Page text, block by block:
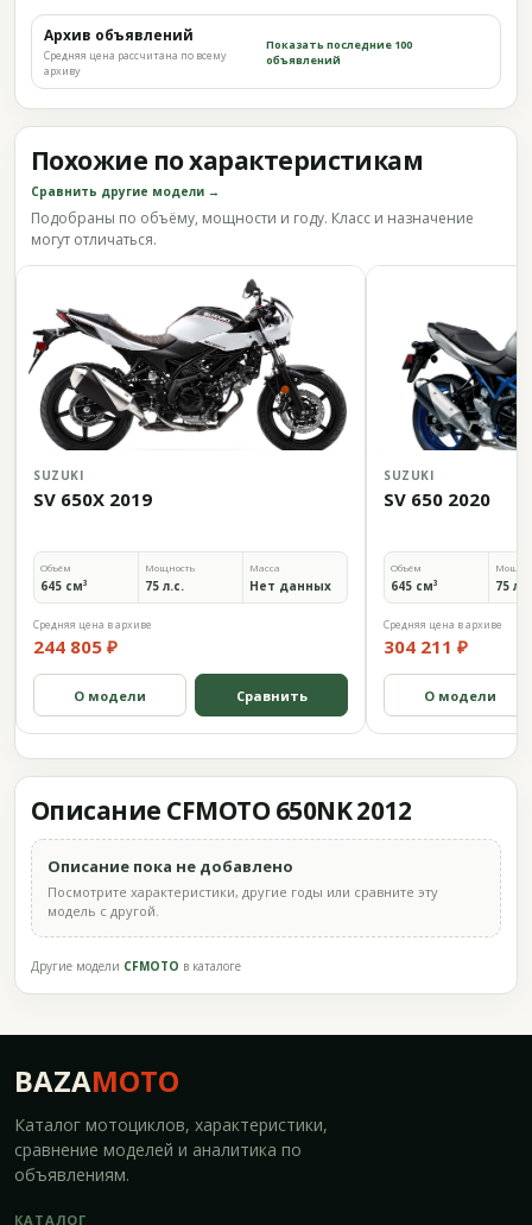
Архив объявлений
Средняя цена рассчитана по всему
архиву
Показать последние 100
объявлений
Похожие по характеристикам
Сравнить другие модели →
Подобраны по объёму, мощности и году. Класс и назначение
могут отличаться.
SUZUKI
SV 650X 2019
Объём
645 см³
Мощность
75 л.с.
Масса
Нет данных
Средняя цена в архиве
244 805 ₽
О модели Сравнить
SUZUKI
SV 650 2020
Объём
645 см³ 75
Средняя цена в архиве
304 211 ₽
О модели
Описание CFMOTO 650NK 2012
Описание пока не добавлено
Посмотрите характеристики, другие годы или сравните эту
модель с другой.
Другие модели CFMOTO в каталоге
BAZAMOTO
Каталог мотоциклов, характеристики,
сравнение моделей и аналитика по
объявлениям.
КАТАЛОГ